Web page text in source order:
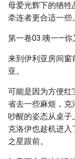
母爱光辉下的牺牲
牵连者更合适一些。
第一卷03.咦一—你
来到伊利亚房间窗
亚。
可能是因为方便红
省去一些麻烦，克
吵醒的姿态从桌子
克洛伊也趁机进
之星跟前。